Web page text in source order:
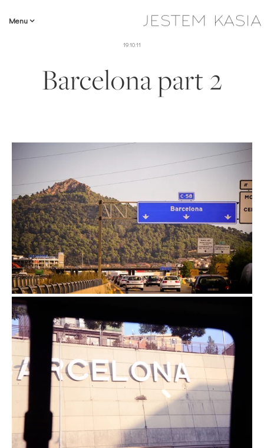
Menu
19.10.11
Barcelona part 2